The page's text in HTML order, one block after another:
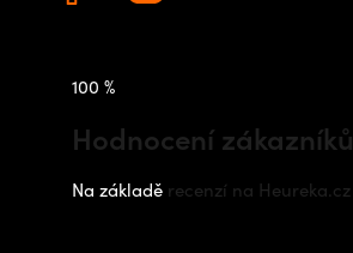
100 %
Hodnocení zákazníků
Na základě recenzí na Heureka.cz